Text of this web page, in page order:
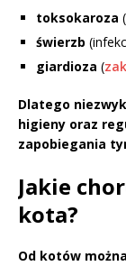
toksokaroza
świerzb
giardioza (
Dlatego
higieny oraz
zapobiegania
Jakie
kota?
Od kotów